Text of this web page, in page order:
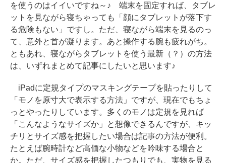
を使うのはイイいですね～♪ 端末を固定すれば、タブレ
ットを見ながら寝ちゃっても「顔にタブレットが落下す
る危険もない」ですし。ただ、寝ながら端末を見るのっ
て、意外と首が凝ります。あと操作する腕も疲れがち。
ともあれ、寝ながらタブレットを使う最新（？）の方法
は、いずれまとめて記事にしたいと思います♪
iPadに定規タイプのマスキングテープを貼ったりして
「モノを原寸大で表示する方法」ですが、現在でもちょ
っとやったりしています。多くのモノは定規を見れば
「こんなようなサイズか」と想像できるんですが、キッ
チリとサイズ感を把握したい場合は記事の方法が便利。
たとえば腕時計など高価な小物などを吟味する場合と
か。ただ、サイズ感を把握したつもりでも、実物を見る